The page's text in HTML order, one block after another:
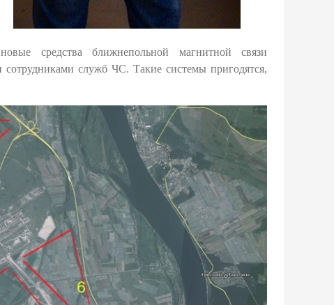
средства ближнепольной магнитной связи
служб ЧС. Такие системы пригодятся,